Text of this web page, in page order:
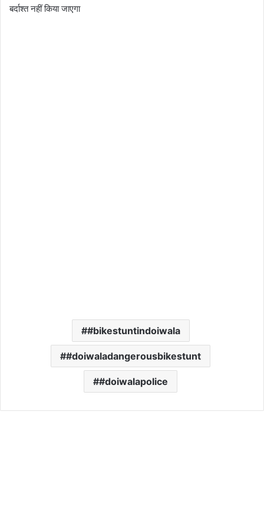
बर्दाश्त नहीं किया जाएगा
#bikestuntindoiwala
#doiwaladangerousbikestunt
#doiwalapolice